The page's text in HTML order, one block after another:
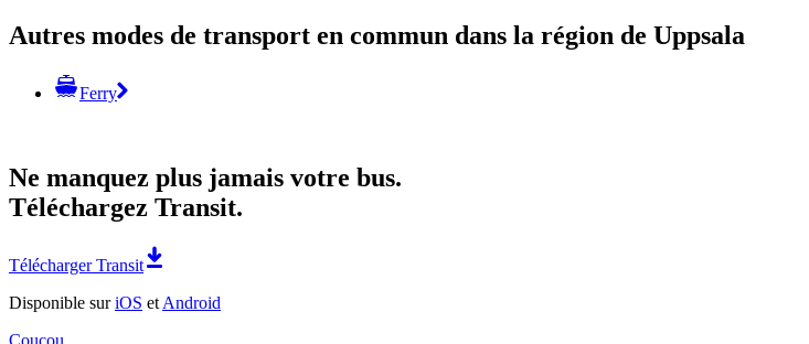
Autres modes de transport en commun dans la région de Uppsala
Ferry
Ne manquez plus jamais votre bus.
Téléchargez Transit.
Télécharger Transit
Disponible suriOS et Android
Coucou